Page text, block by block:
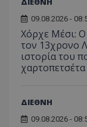
09.08.2026 -
Χόρχε Μέσι:
τον 13χρονο
ιστορία του
χαρτοπετσέτα
ΔΙΕΘΝΗ
09.08.2026 -